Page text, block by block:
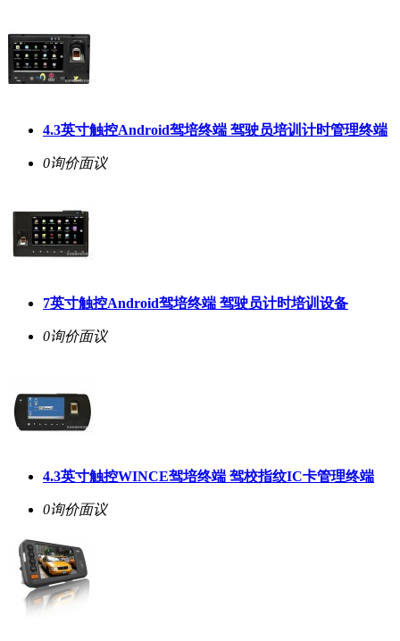
4.3英寸触控Android驾培终端 驾驶员培训计时管理终端
0询价面议
7英寸触控Android驾培终端 驾驶员计时培训设备
0询价面议
4.3英寸触控WINCE驾培终端 驾校指纹IC卡管理终端
0询价面议